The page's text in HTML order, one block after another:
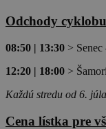
Odchody
08:50 | 13:30 >
12:20 | 18:00 >
Každú stredu od 6.
Cena lístka pre